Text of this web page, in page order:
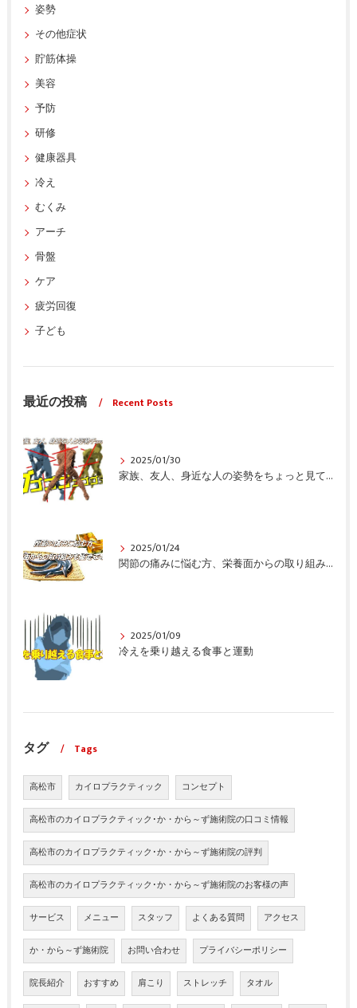
姿勢
その他症状
貯筋体操
美容
予防
研修
健康器具
冷え
むくみ
アーチ
骨盤
ケア
疲労回復
子ども
最近の投稿 Recent Posts
2025/01/30
家族、友人、身近な人の姿勢をちょっと見てみませんか？
2025/01/24
関節の痛みに悩む方、栄養面からの取り組みも重要ですよ！
2025/01/09
冷えを乗り越える食事と運動
タグ Tags
高松市 カイロプラクティック コンセプト
高松市のカイロプラクティック･か・から～ず施術院の口コミ情報
高松市のカイロプラクティック･か・から～ず施術院の評判
高松市のカイロプラクティック･か・から～ず施術院のお客様の声
サービス メニュー スタッフ よくある質問 アクセス
か・から～ず施術院 お問い合わせ プライバシーポリシー
院長紹介 おすすめ 肩こり ストレッチ タオル